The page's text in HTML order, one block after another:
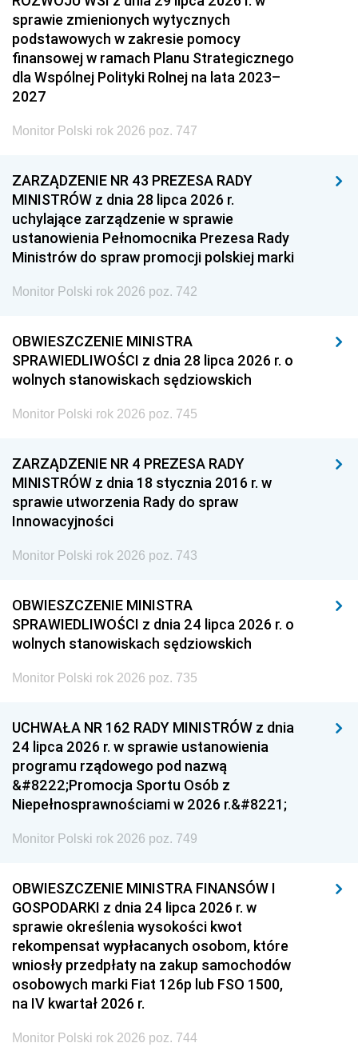
sprawie zmienionych wytycznych
podstawowych w zakresie pomocy
finansowej w ramach Planu Strategicznego
dla Wspólnej Polityki Rolnej na lata 2023–
2027
Monitor Polski rok 2026 poz. 747
ZARZĄDZENIE NR 43 PREZESA RADY
MINISTRÓW z dnia 28 lipca 2026 r.
uchylające zarządzenie w sprawie
ustanowienia Pełnomocnika Prezesa Rady
Ministrów do spraw promocji polskiej marki
Monitor Polski rok 2026 poz. 742
OBWIESZCZENIE MINISTRA
SPRAWIEDLIWOŚCI z dnia 28 lipca 2026 r. o
wolnych stanowiskach sędziowskich
Monitor Polski rok 2026 poz. 745
ZARZĄDZENIE NR 4 PREZESA RADY
MINISTRÓW z dnia 18 stycznia 2016 r. w
sprawie utworzenia Rady do spraw
Innowacyjności
Monitor Polski rok 2026 poz. 743
OBWIESZCZENIE MINISTRA
SPRAWIEDLIWOŚCI z dnia 24 lipca 2026 r. o
wolnych stanowiskach sędziowskich
Monitor Polski rok 2026 poz. 735
UCHWAŁA NR 162 RADY MINISTRÓW z dnia
24 lipca 2026 r. w sprawie ustanowienia
programu rządowego pod nazwą
&#8222;Promocja Sportu Osób z
Niepełnosprawnościami w 2026 r.&#8221;
Monitor Polski rok 2026 poz. 749
OBWIESZCZENIE MINISTRA FINANSÓW I
GOSPODARKI z dnia 24 lipca 2026 r. w
sprawie określenia wysokości kwot
rekompensat wypłacanych osobom, które
wniosły przedpłaty na zakup samochodów
osobowych marki Fiat 126p lub FSO 1500,
na IV kwartał 2026 r.
Monitor Polski rok 2026 poz. 744